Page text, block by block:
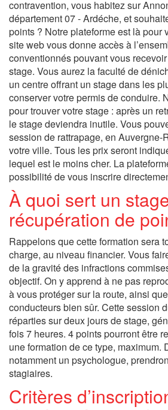
contravention, vous habitez sur
département 07 - Ardéche, et
points ? Notre plateforme est là pour
site web vous donne accès à
conventionnés pouvant vous
stage. Vous aurez la faculté de
un centre offrant un stage dans les
conserver votre permis de conduire.
pour trouver votre stage : après un
le stage deviendra inutile. Vous
session de rattrapage, en Auvergne-
votre ville. Tous les prix seront
lequel est le moins cher. La
possibilité de vous inscrire
À quoi sert un
récupération de
Rappelons que cette formation sera
charge, au niveau financier. Vous
de la gravité des infractions
objectif. On y apprend à ne pas
à vous protéger sur la route, ainsi
conducteurs bien sûr. Cette session
réparties sur deux jours de stage,
fois 7 heures. 4 points pourront être
une formation de ce type, maximum.
notamment un psychologue,
stagiaires.
Critères